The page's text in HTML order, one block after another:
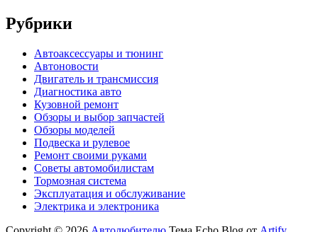
Рубрики
Автоаксессуары и тюнинг
Автоновости
Двигатель и трансмиссия
Диагностика авто
Кузовной ремонт
Обзоры и выбор запчастей
Обзоры моделей
Подвеска и рулевое
Ремонт своими руками
Советы автомобилистам
Тормозная система
Эксплуатация и обслуживание
Электрика и электроника